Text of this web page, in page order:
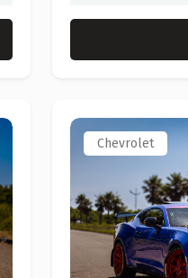
Chevrolet